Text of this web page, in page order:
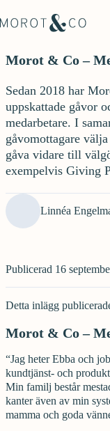
Morot & Co –
Sedan 2018 har
uppskattade gåvor
medarbetare. I
gåvomottagare
gåva vidare till
exempelvis Giving
Linnéa
Publicerad 16
Detta inlägg
Morot & Co –
“Jag heter Ebba och
kundtjänst- och
Min familj består
kanter även av min
mamma och goda